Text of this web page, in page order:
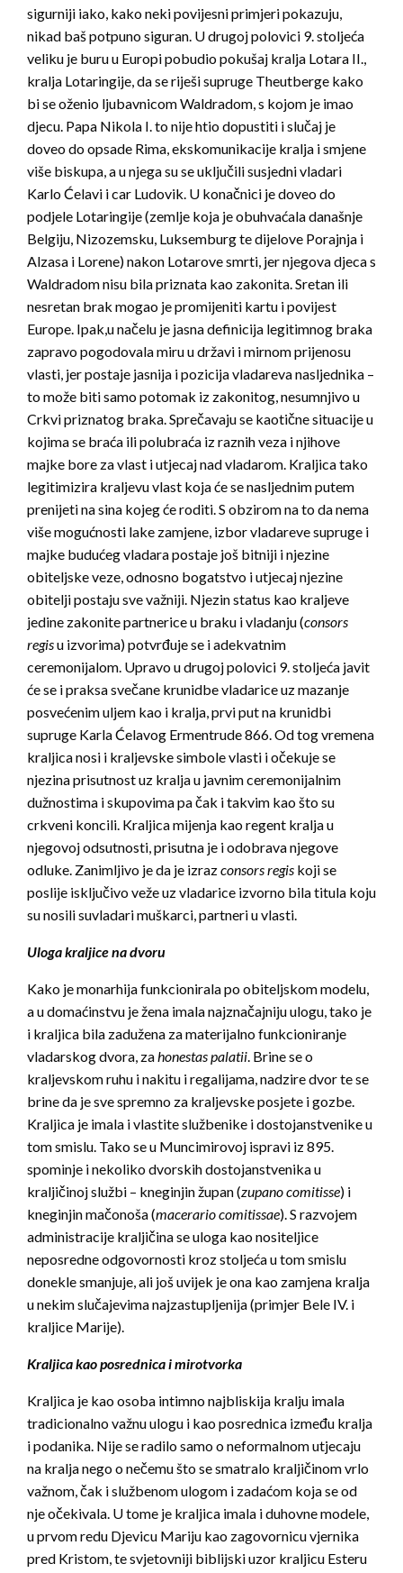
sigurniji iako, kako neki povijesni primjeri pokazuju,
nikad baš potpuno siguran. U drugoj polovici 9. stoljeća
veliku je buru u Europi pobudio pokušaj kralja Lotara II.,
kralja Lotaringije, da se riješi supruge Theutberge kako
bi se oženio ljubavnicom Waldradom, s kojom je imao
djecu. Papa Nikola I. to nije htio dopustiti i slučaj je
doveo do opsade Rima, ekskomunikacije kralja i smjene
više biskupa, a u njega su se uključili susjedni vladari
Karlo Ćelavi i car Ludovik. U konačnici je doveo do
podjele Lotaringije (zemlje koja je obuhvaćala današnje
Belgiju, Nizozemsku, Luksemburg te dijelove Porajnja i
Alzasa i Lorene) nakon Lotarove smrti, jer njegova djeca s
Waldradom nisu bila priznata kao zakonita. Sretan ili
nesretan brak mogao je promijeniti kartu i povijest
Europe. Ipak,u načelu je jasna definicija legitimnog braka
zapravo pogodovala miru u državi i mirnom prijenosu
vlasti, jer postaje jasnija i pozicija vladareva nasljednika –
to može biti samo potomak iz zakonitog, nesumnjivo u
Crkvi priznatog braka. Sprečavaju se kaotične situacije u
kojima se braća ili polubraća iz raznih veza i njihove
majke bore za vlast i utjecaj nad vladarom. Kraljica tako
legitimizira kraljevu vlast koja će se nasljednim putem
prenijeti na sina kojeg će roditi. S obzirom na to da nema
više mogućnosti lake zamjene, izbor vladareve supruge i
majke budućeg vladara postaje još bitniji i njezine
obiteljske veze, odnosno bogatstvo i utjecaj njezine
obitelji postaju sve važniji. Njezin status kao kraljeve
jedine zakonite partnerice u braku i vladanju (consors
regisu izvorima) potvrđuje se i adekvatnim
ceremonijalom. Upravo u drugoj polovici 9. stoljeća javit
će se i praksa svečane krunidbe vladarice uz mazanje
posvećenim uljem kao i kralja, prvi put na krunidbi
supruge Karla Ćelavog Ermentrude 866. Od tog vremena
kraljica nosi i kraljevske simbole vlasti i očekuje se
njezina prisutnost uz kralja u javnim ceremonijalnim
dužnostima i skupovima pa čak i takvim kao što su
crkveni koncili. Kraljica mijenja kao regent kralja u
njegovoj odsutnosti, prisutna je i odobrava njegove
odluke. Zanimljivo je da je izrazconsors regis koji se
poslije isključivo veže uz vladarice izvorno bila titula koju
su nosili suvladari muškarci, partneri u vlasti.
Uloga kraljice na dvoru
Kako je monarhija funkcionirala po obiteljskom modelu,
a u domaćinstvu je žena imala najznačajniju ulogu, tako je
i kraljica bila zadužena za materijalno funkcioniranje
vladarskog dvora, za honestas palatii . Brine se o
kraljevskom ruhu i nakitu i regalijama, nadzire dvor te se
brine da je sve spremno za kraljevske posjete i gozbe.
Kraljica je imala i vlastite službenike i dostojanstvenike u
tom smislu. Tako se u Muncimirovoj ispravi iz 895.
spominje i nekoliko dvorskih dostojanstvenika u
kraljičinoj službi – kneginjin župan (zupano comitisse) i
kneginjin mačonoša (macerario comitissae). S razvojem
administracije kraljičina se uloga kao nositeljice
neposredne odgovornosti kroz stoljeća u tom smislu
donekle smanjuje, ali još uvijek je ona kao zamjena kralja
u nekim slučajevima najzastupljenija (primjer Bele IV. i
kraljice Marije).
Kraljica kao posrednica i mirotvorka
Kraljica je kao osoba intimno najbliskija kralju imala
tradicionalno važnu ulogu i kao posrednica između kralja
i podanika. Nije se radilo samo o neformalnom utjecaju
na kralja nego o nečemu što se smatralo kraljičinom vrlo
važnom, čak i službenom ulogom i zadaćom koja se od
nje očekivala. U tome je kraljica imala i duhovne modele,
u prvom redu Djevicu Mariju kao zagovornicu vjernika
pred Kristom, te svjetovniji biblijski uzor kraljicu Esteru